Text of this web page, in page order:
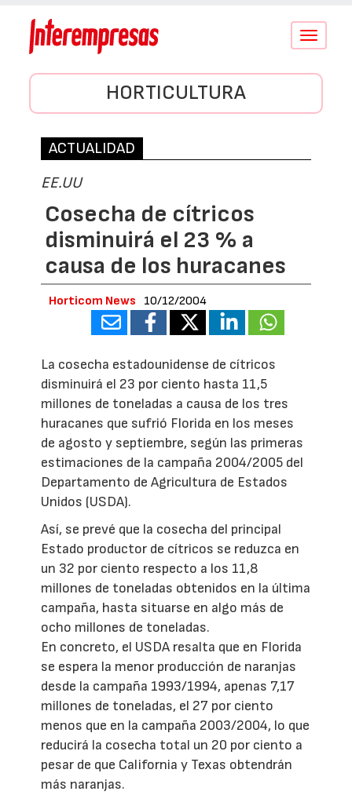
Conmutar
HORTICULTURA
ACTUALIDAD
EE.UU
Cosecha de cítricos
disminuirá el 23 % a
causa de los huracanes
Horticom News 10/12/2004
La cosecha estadounidense de cítricos
disminuirá el 23 por ciento hasta 11,5
millones de toneladas a causa de los tres
huracanes que sufrió Florida en los meses
de agosto y septiembre, según las primeras
estimaciones de la campaña 2004/2005 del
Departamento de Agricultura de Estados
Unidos (USDA).
Así, se prevé que la cosecha del principal
Estado productor de cítricos se reduzca en
un 32 por ciento respecto a los 11,8
millones de toneladas obtenidos en la última
campaña, hasta situarse en algo más de
ocho millones de toneladas.
En concreto, el USDA resalta que en Florida
se espera la menor producción de naranjas
desde la campaña 1993/1994, apenas 7,17
millones de toneladas, el 27 por ciento
menos que en la campaña 2003/2004, lo que
reducirá la cosecha total un 20 por ciento a
pesar de que California y Texas obtendrán
más naranjas.